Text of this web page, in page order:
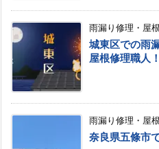
雨漏り修理・屋
城東区での雨
屋根修理職人！
雨漏り修理・屋
奈良県五條市